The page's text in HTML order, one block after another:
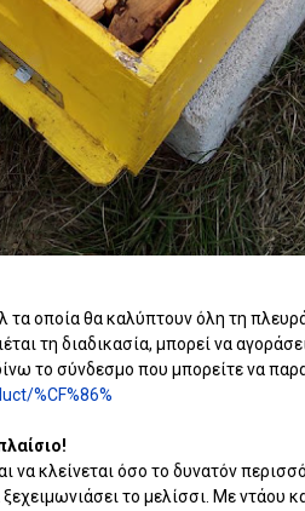
τα οποία θα καλύπτουν όλη τη
τη διαδικασία, μπορεί να
το σύνδεσμο που μπορείτε να
%CF%86%
να κλείνεται όσο το δυνατόν
το μελίσσι. Με ντάου